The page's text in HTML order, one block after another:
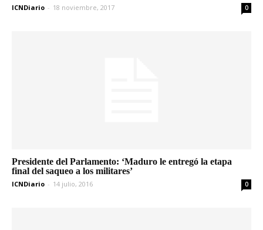
ICNDiario - 18 noviembre, 2017 0
Presidente del Parlamento: ‘Maduro le entregó la etapa
final del saqueo a los militares’
ICNDiario - 14 julio, 2016 0